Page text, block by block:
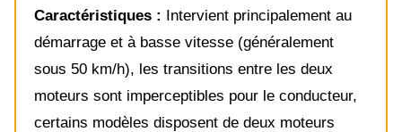
Caractéristiques : Intervient principalement au
démarrage et à basse vitesse (généralement
sous 50 km/h), les transitions entre les deux
moteurs sont imperceptibles pour le conducteur,
certains modèles disposent de deux moteurs